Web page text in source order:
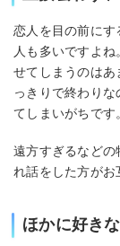
恋人を目の前に
人も多いですよ
せてしまうのは
っきりで終わり
てしまいがちです
遠方すぎるなどの
れ話をした方がお
ほかに好き